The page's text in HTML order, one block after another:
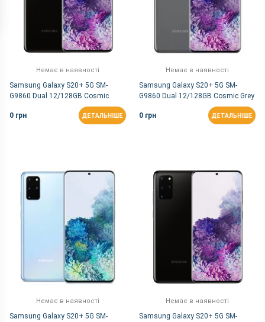
Немає в наявності
Samsung Galaxy S20+ 5G SM-
G9860 Dual 12/128GB Cosmic
0 грн
ДЕТАЛЬНІШЕ
Немає в наявності
Samsung Galaxy S20+ 5G SM-
G9860 Dual 12/128GB Cosmic Grey
0 грн
ДЕТАЛЬНІШЕ
Немає в наявності
Samsung Galaxy S20+ 5G SM-
Немає в наявності
Samsung Galaxy S20+ 5G SM-